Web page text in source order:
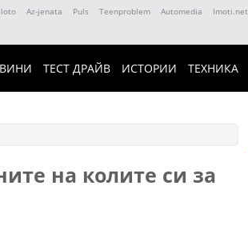
Az-jenata Puls Teenproblem Automedia Imoti.net
ТЕСТ ДРАЙВ ИСТОРИИ ТЕХНИКА
на колите си за